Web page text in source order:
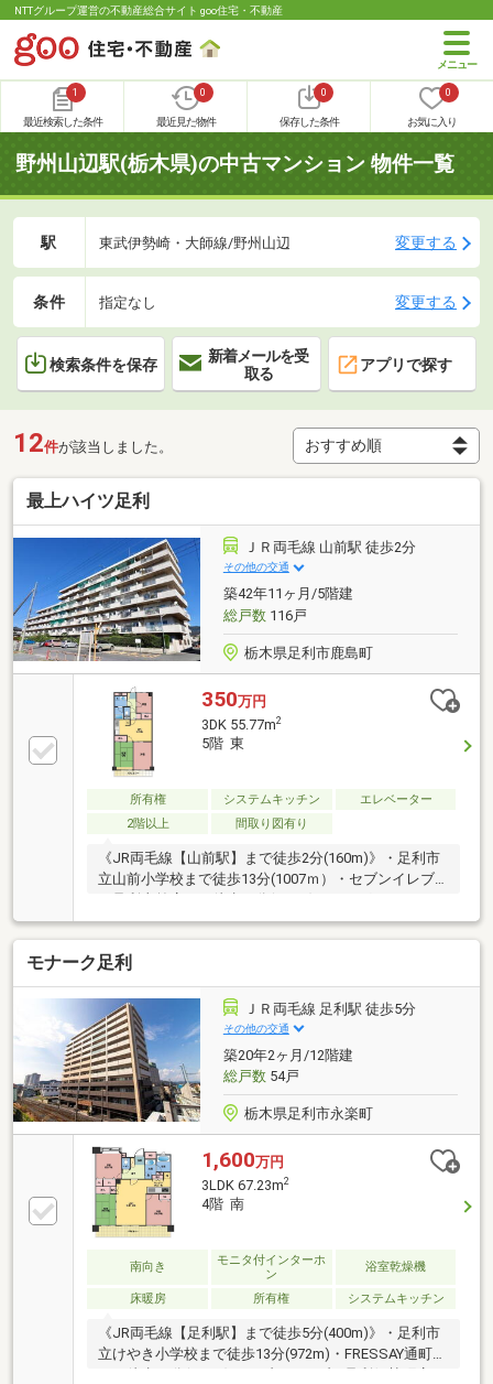
NTTグループ運営の不動産総合サイト goo住宅・不動産
1
最近検索した条件
0
最近見た物件
0
保存した条件
0
お気に入り
野州山辺駅(栃木県)の中古マンション 物件一覧
駅 東武伊勢崎・大師線/野州山辺 変更する
条件 指定なし 変更する
検索条件を保存
新着メールを受
取る
アプリで探す
12件が該当しました。
最上ハイツ足利
ＪＲ両毛線 山前駅 徒歩2分
その他の交通
築42年11ヶ月/5階建
総戸数116戸
栃木県足利市鹿島町
350万円
3DK 55.77m2
5階 東
所有権 システムキッチン
エレベーター
2階以上
間取り図有り
《JR両毛線【山前駅】まで徒歩2分(160m)》・足利市
立山前小学校まで徒歩13分(1007ｍ）・セブンイレブ
ン足利山前店まで徒歩５分(373m)・ヤマグチスーパー
山前店まで徒歩13分(1012m)≪物件についてのお問い
合わせ・詳細な資料のご請求など≫※お電話の場合：
TEL 0800-603-1644（通話無料）※メールの場合：【資
料請求】からお気軽にどうぞ！・現況有姿にて引渡
し・組合費200円／月・通信費200円／月（居住されな
い方）※駐車場の空きは要確認となります。
モナーク足利
ＪＲ両毛線 足利駅 徒歩5分
その他の交通
築20年2ヶ月/12階建
総戸数54戸
栃木県足利市永楽町
1,600万円
3LDK 67.23m2
4階 南
南向き
モニタ付インターホ
ン
浴室乾燥機
床暖房 所有権 システムキッチン
《JR両毛線【足利駅】まで徒歩5分(400m)》・足利市
立けやき小学校まで徒歩13分(972m)・FRESSAY通町店
まで徒歩11分(833m)・セブンイレブン足利伊勢町店ま